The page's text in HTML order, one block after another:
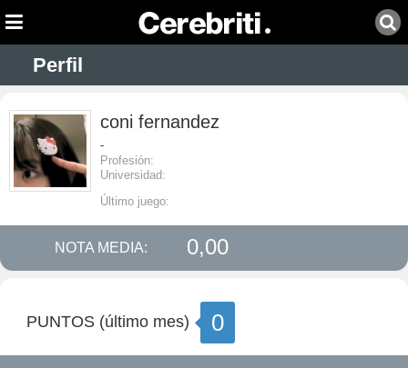
Perfil
coni fernandez
-
Profesión:
Universidad:
Último juego:
NOTA MEDIA: 0,00
PUNTOS (último mes) 0